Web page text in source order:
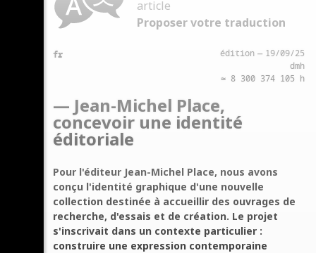
article
Proposer votre traduction
fr édition — 19/09/25
dmh
≃ ‍8 300 374 105‍ h
— Jean-Michel Place,
concevoir une identité
éditoriale
Pour l'éditeur Jean-Michel Place, nous avons
conçu l'identité graphique d'une nouvelle
collection destinée à accueillir des ouvrages de
recherche, d'essais et de création. Le projet
s'inscrivait dans un contexte particulier :
construire une expression contemporaine